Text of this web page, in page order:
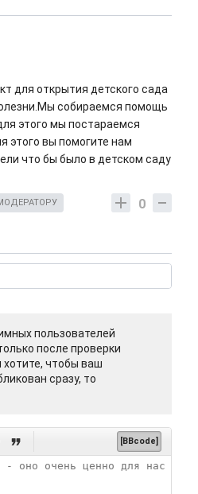
для открытия детского сада
собираемся помощь
этого мы постараемся
этого вы помогите нам
что бы было в детском саду
0
пользователей
после проверки
чтобы ваш
сразу, то
 [BBcode]